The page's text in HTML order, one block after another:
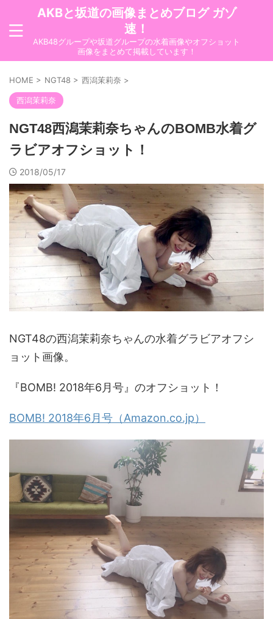
AKBと坂道の画像まとめブログ ガゾ
速！
AKB48グループや坂道グループの水着画像やオフショット
画像をまとめて掲載しています！
HOME > NGT48 > 西潟茉莉奈 >
西潟茉莉奈
NGT48西潟茉莉奈ちゃんのBOMB水着グ
ラビアオフショット！
2018/05/17
NGT48の西潟茉莉奈ちゃんの水着グラビアオフシ
ョット画像。
『BOMB! 2018年6月号』のオフショット！
BOMB! 2018年6月号（Amazon.co.jp）